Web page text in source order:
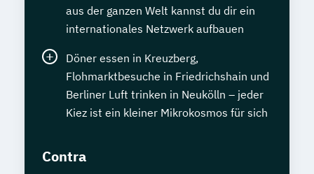
aus der ganzen Welt kannst du dir ein
internationales Netzwerk aufbauen
Döner essen in Kreuzberg,
Flohmarktbesuche in Friedrichshain und
Berliner Luft trinken in Neukölln – jeder
Kiez ist ein kleiner Mikrokosmos für sich
Contra